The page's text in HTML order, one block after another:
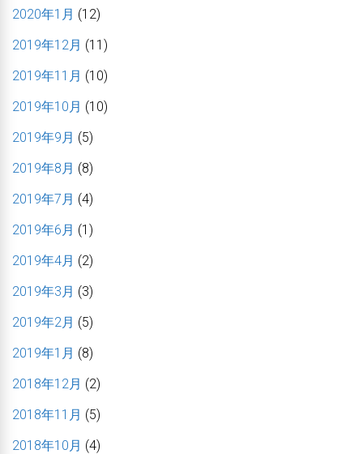
2020年1月 (12)
2019年12月 (11)
2019年11月 (10)
2019年10月 (10)
2019年9月 (5)
2019年8月 (8)
2019年7月 (4)
2019年6月 (1)
2019年4月 (2)
2019年3月 (3)
2019年2月 (5)
2019年1月 (8)
2018年12月 (2)
2018年11月 (5)
2018年10月 (4)